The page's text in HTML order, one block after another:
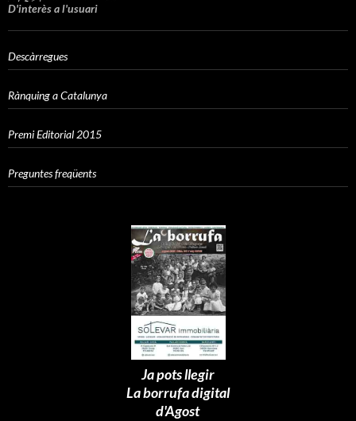
D'interès a l'usuari
Descàrregues
Rànquing a Catalunya
Premi Editorial 2015
Preguntes freqüents
Ja pots llegir
La borrufa digital
d'Agost